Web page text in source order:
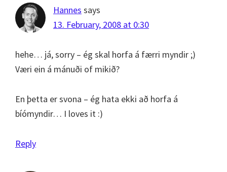
Hannes says
13. February, 2008 at 0:30
hehe… já, sorry – ég skal horfa á færri myndir ;)
Væri ein á mánuði of mikið?
En þetta er svona – ég hata ekki að horfa á
bíómyndir… I loves it :)
Reply